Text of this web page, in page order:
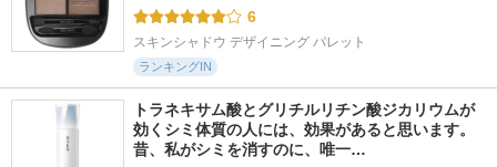
6
スキンシャドウ デザイニング パレット
ランキングIN
トラネキサム酸とグリチルリチン酸ジカリウムが
効くシミ体質の人には、効果があると思います。
昔、私がシミを消すのに、唯一…